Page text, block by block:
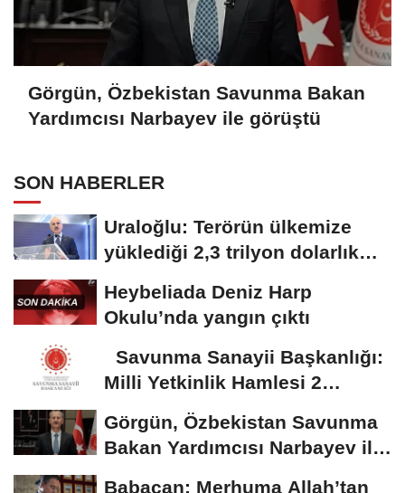
Görgün, Özbekistan Savunma Bakan
Yardımcısı Narbayev ile görüştü
SON HABERLER
Uraloğlu: Terörün ülkemize
yüklediği 2,3 trilyon dolarlık
Heybeliada Deniz Harp
Okulu’nda yangın çıktı
Savunma Sanayii Başkanlığı:
Milli Yetkinlik Hamlesi 2
Görgün, Özbekistan Savunma
Bakan Yardımcısı Narbayev ile
Babacan: Merhuma Allah’tan